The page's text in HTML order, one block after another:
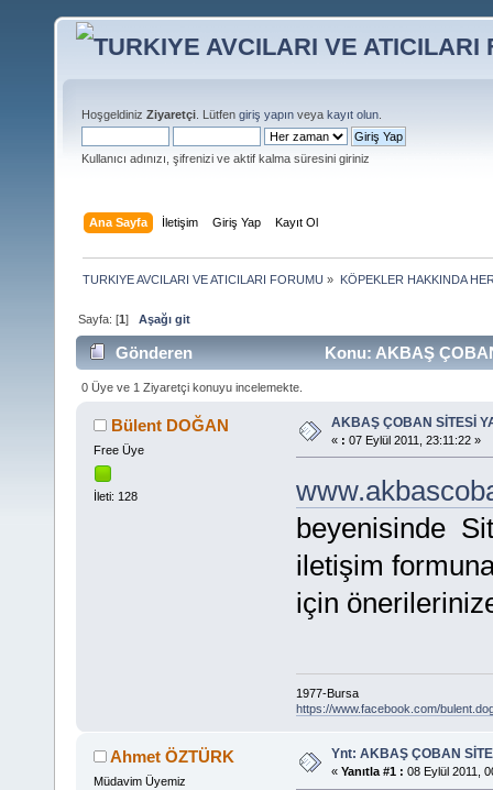
Hoşgeldiniz Ziyaretçi . Lütfen giriş yapın veya kayıt olun
Kullanıcı adınızı, şifrenizi ve aktif kalma süresini giriniz
Ana Sayfa İletişim Giriş Yap Kayıt Ol
TURKIYE AVCILARI VE ATICILARI FORUMU » KÖPEKLER HAKKINDA
Sayfa: [1]Aşağı git
Gönderen Konu: AKBAŞ
0 Üye ve 1 Ziyaretçi konuyu incelemekte.
Bülent DOĞAN
Free Üye
İleti: 128
AKBAŞ ÇOBAN SİTESİ
« : 07 Eylül 2011, 23:11:22 »
beyenisinde
iletişim
için
1977-Bursa
https://www.facebook.com/
Ahmet ÖZTÜRK
Müdavim Üyemiz
Ynt: AKBAŞ ÇOBAN
« Yanıtla #1 : 08 Eylül 2011,